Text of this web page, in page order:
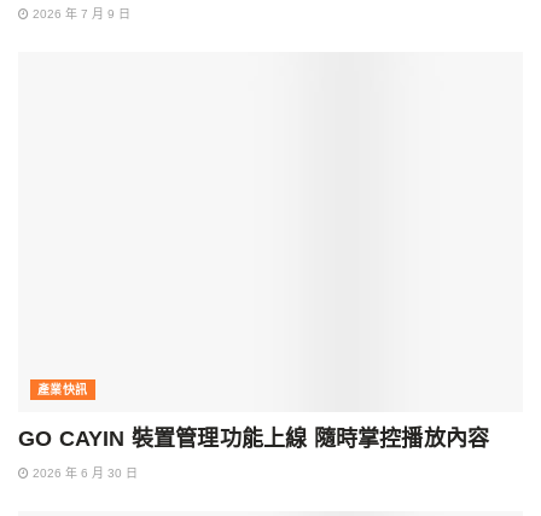
2026 年 7 月 9 日
產業快訊
GO CAYIN 裝置管理功能上線 隨時掌控播放內容
2026 年 6 月 30 日